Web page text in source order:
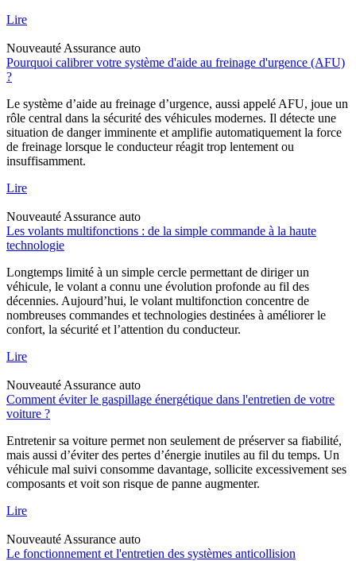
Lire
Nouveauté Assurance auto
Pourquoi calibrer votre système d'aide au freinage d'urgence (AFU)
?
Le système d’aide au freinage d’urgence, aussi appelé AFU, joue un
rôle central dans la sécurité des véhicules modernes. Il détecte une
situation de danger imminente et amplifie automatiquement la force
de freinage lorsque le conducteur réagit trop lentement ou
insuffisamment.
Lire
Nouveauté Assurance auto
Les volants multifonctions : de la simple commande à la haute
technologie
Longtemps limité à un simple cercle permettant de diriger un
véhicule, le volant a connu une évolution profonde au fil des
décennies. Aujourd’hui, le volant multifonction concentre de
nombreuses commandes et technologies destinées à améliorer le
confort, la sécurité et l’attention du conducteur.
Lire
Nouveauté Assurance auto
Comment éviter le gaspillage énergétique dans l'entretien de votre
voiture ?
Entretenir sa voiture permet non seulement de préserver sa fiabilité,
mais aussi d’éviter des pertes d’énergie inutiles au fil du temps. Un
véhicule mal suivi consomme davantage, sollicite excessivement ses
composants et voit son risque de panne augmenter.
Lire
Nouveauté Assurance auto
Le fonctionnement et l'entretien des systèmes anticollision